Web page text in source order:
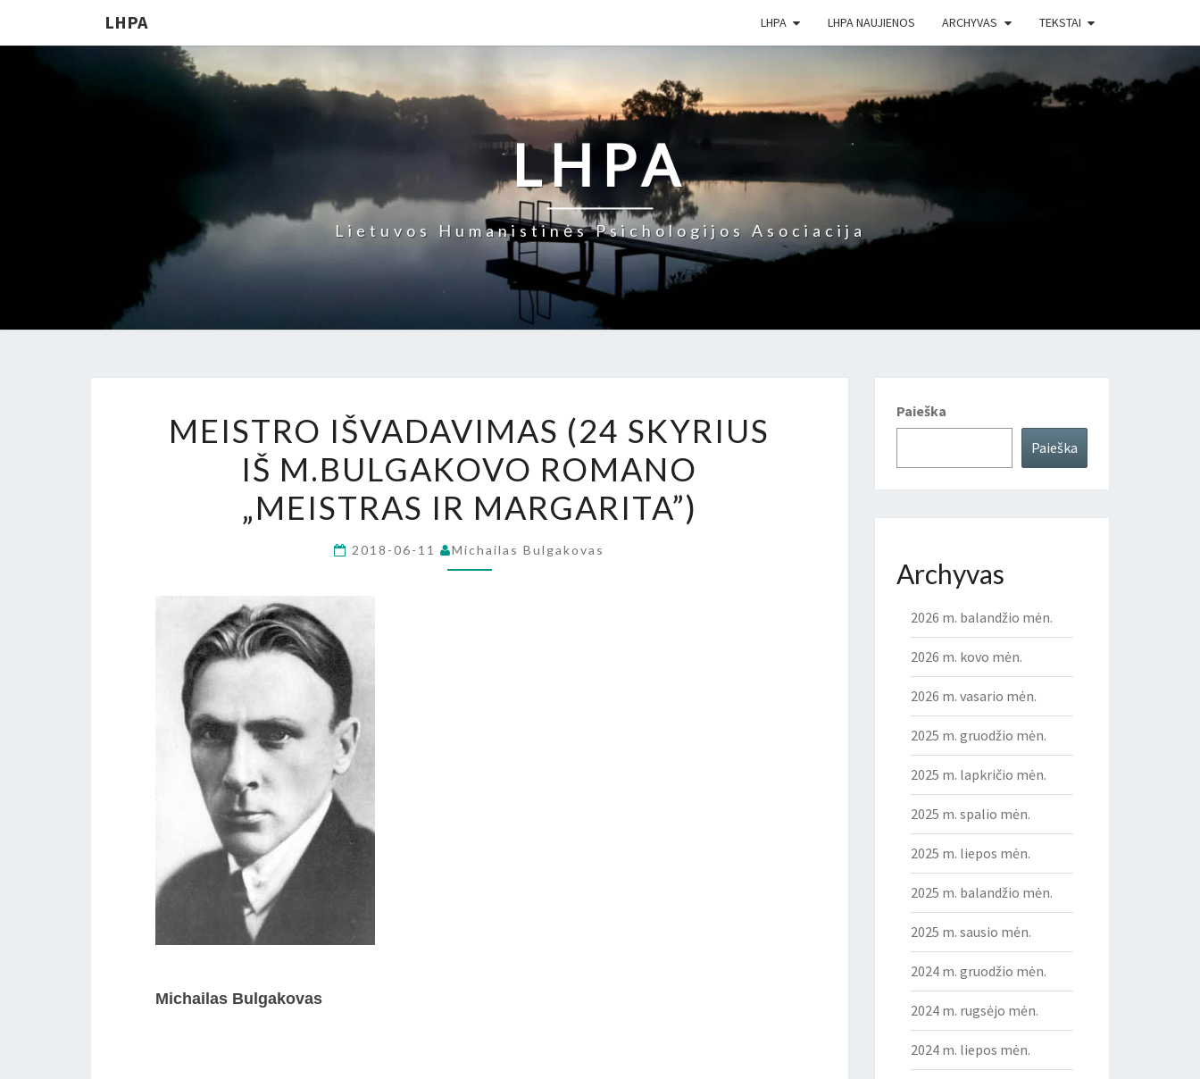
LHPA LHPA LHPA NAUJIENOS ARCHYVAS TEKSTAI
LHPA
Lietuvos Humanistinės Psichologijos Asociacija
IŠVADAVIMAS
(24
SKYRIUS
IŠ
ROMANO
MEISTRO IŠVADAVIMAS (24 SKYRIUS
IŠ M.BULGAKOVO ROMANO
„MEISTRAS IR MARGARITA”)
2018-06-11 Michailas Bulgakovas
Michailas Bulgakovas
Paieška
Paieška
Archyvas
2026 m. balandžio mėn.
2026 m. kovo mėn.
2026 m. vasario mėn.
2025 m. gruodžio mėn.
2025 m. lapkričio mėn.
2025 m. spalio mėn.
2025 m. liepos mėn.
2025 m. balandžio mėn.
2025 m. sausio mėn.
2024 m. gruodžio mėn.
2024 m. rugsėjo mėn.
2024 m. liepos mėn.